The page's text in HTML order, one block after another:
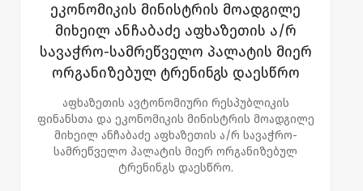
ეკონომიკის მინისტრის მოადგილე
მიხეილ ანჩაბაძე აფხაზეთის ა/რ
სავაჭრო-სამრეწველო პალატის მიერ
ორგანიზებულ ტრენინგს დაესწრო
აფხაზეთის ავტონომიური რესპუბლიკის
ფინანსთა და ეკონომიკის მინისტრის მოადგილე
მიხეილ ანჩაბაძე აფხაზეთის ა/რ სავაჭრო-
სამრეწველო პალატის მიერ ორგანიზებულ
ტრენინგს დაესწრო.